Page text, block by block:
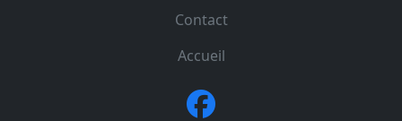
Contact
Accueil